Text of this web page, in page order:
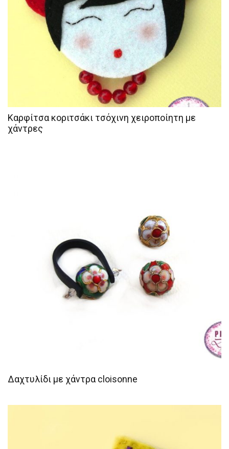
Καρφίτσα κοριτσάκι τσόχινη χειροποίητη με
χάντρες
Δαχτυλίδι με χάντρα cloisonne